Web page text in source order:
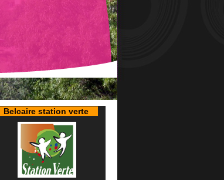
Belcaire station verte